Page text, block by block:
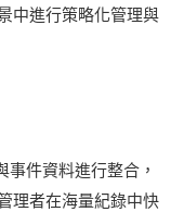
中進行策略化管理與
件資料進行整合，
理者在海量紀錄中快